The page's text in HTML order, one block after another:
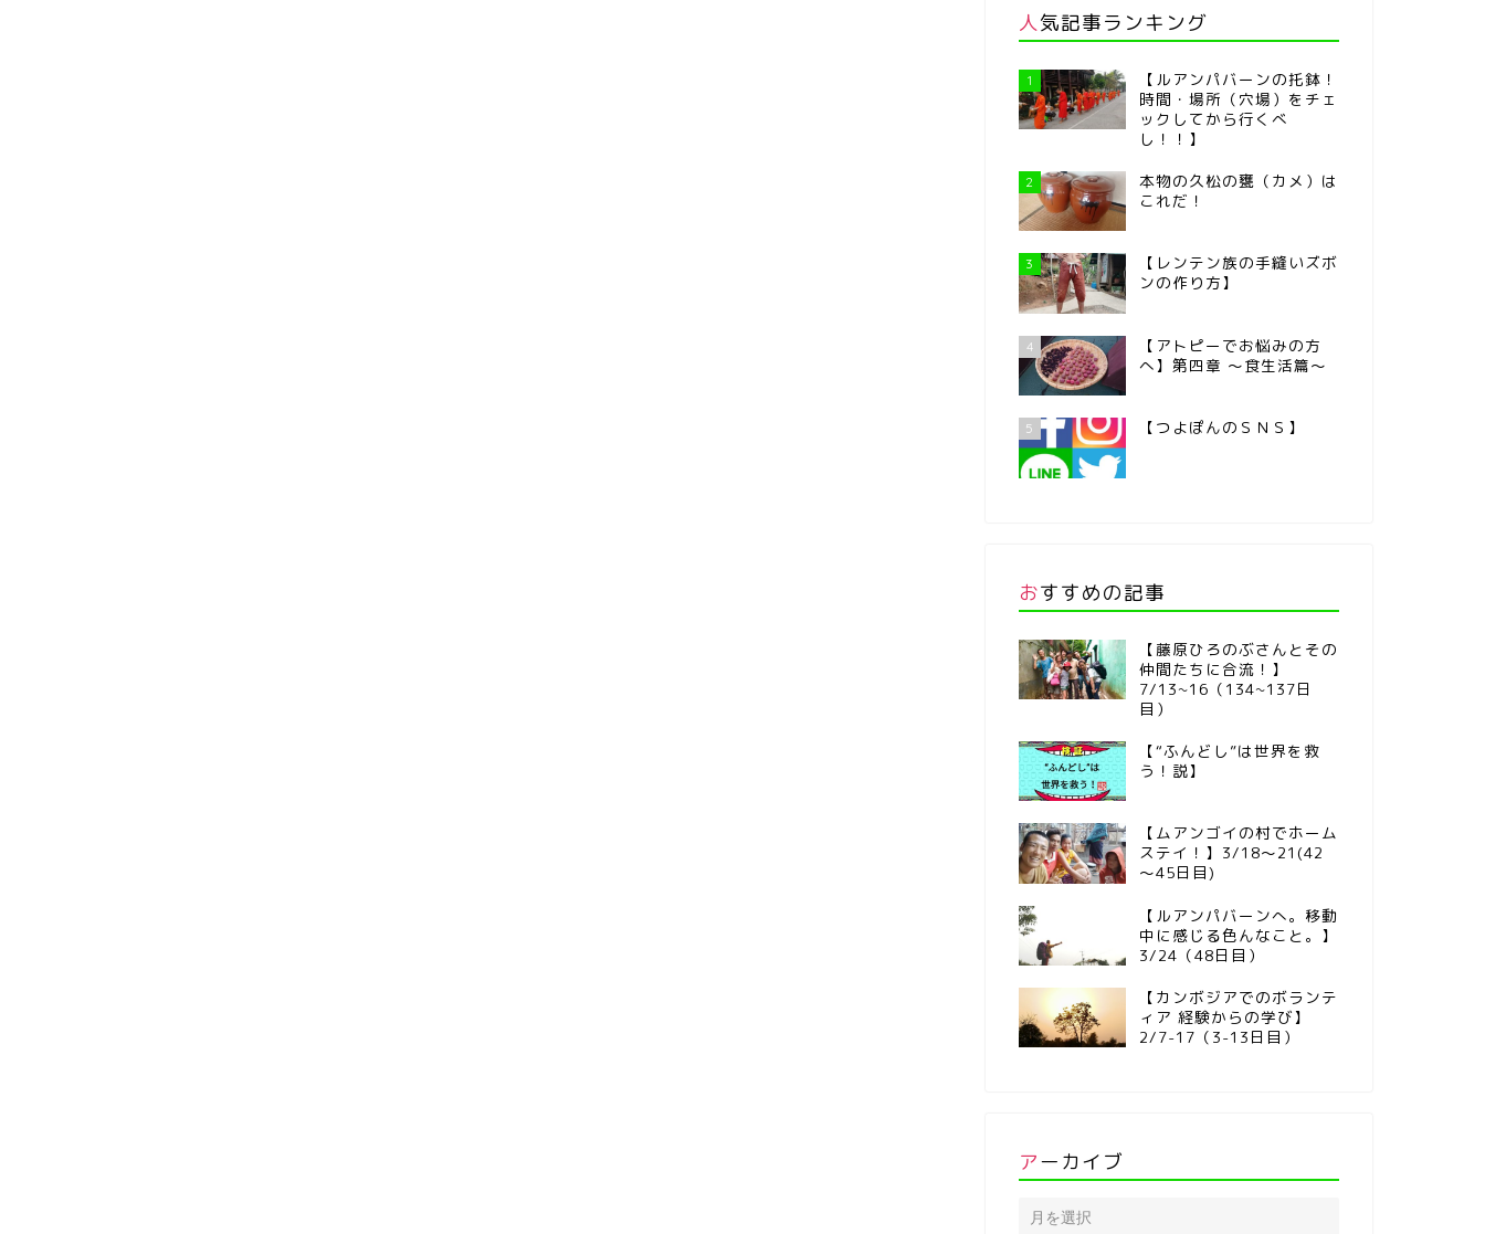
人気記事ランキング
1
【ルアンパバーンの托鉢！
時間・場所（穴場）をチェ
ックしてから行くべ
し！！】
2
本物の久松の甕（カメ）は
これだ！
3
【レンテン族の手縫いズボ
ンの作り方】
4
【アトピーでお悩みの方
へ】第四章 ～食生活篇～
5 【つよぽんのＳＮＳ】
おすすめの記事
【藤原ひろのぶさんとその
仲間たちに合流！】
7/13~16（134~137日
目）
【“ふんどし”は世界を救
う！説】
【ムアンゴイの村でホーム
ステイ！】3/18～21(42
～45日目)
【ルアンパバーンへ。移動
中に感じる色んなこと。】
3/24（48日目）
【カンボジアでのボランテ
ィア 経験からの学び】
2/7-17（3-13日目）
アーカイブ